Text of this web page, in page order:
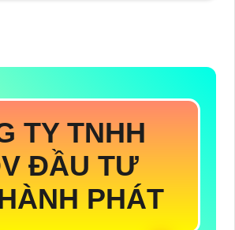
TY TNHH
ĐẦU TƯ
PHÁT